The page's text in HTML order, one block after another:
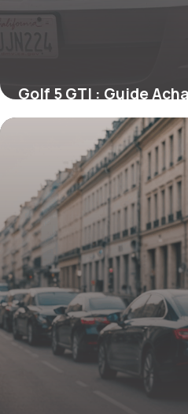
Golf 5 GTI : Guide
19 mai 2026